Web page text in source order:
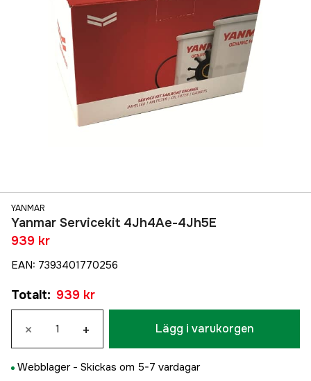
YANMAR
Yanmar Servicekit 4Jh4Ae-4Jh5E
939 kr
EAN: 7393401770256
Totalt: 939 kr
× + Lägg i varukorgen
Webblager - Skickas om 5-7 vardagar